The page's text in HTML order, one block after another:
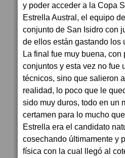
y poder acceder a la Copa
Estrella Austral, el equipo
conjunto de San Isidro con
de ellos están gastando los
La final fue muy buena,
conjuntos y esta vez no fue
técnicos, sino que salieron
realidad, lo poco que le
sido muy duros, todo en un
certamen para lo mucho
Estrella era el candidato
cosechando últimamente y
física con la cual llegó al